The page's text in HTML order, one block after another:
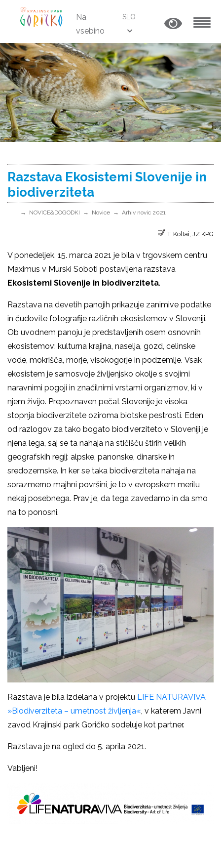
Na
vsebino
SLO
Razstava Ekosistemi Slovenije in
biodiverziteta
NOVICE&DOGODKI Novice Arhiv novic 2021
T. Koltai, JZ KPG
V ponedeljek, 15. marca 2021 je bila v trgovskem centru
Maximus v Murski Soboti postavljena razstava
Ekosistemi Slovenije in biodiverziteta.
Razstava na devetih panojih prikazuje zanimive podatke
in čudovite fotografije različnih ekosistemov v Sloveniji.
Ob uvodnem panoju je predstavljenih osem osnovnih
ekosistemov: kulturna krajina, naselja, gozd, celinske
vode, mokrišča, morje, visokogorje in podzemlje. Vsak
ekosistem je samosvoje življenjsko okolje s svojimi
naravnimi pogoji in značilnimi vrstami organizmov, ki v
njem živijo. Prepoznaven pečat Slovenije je visoka
stopnja biodiverzitete oziroma biotske pestrosti. Eden
od razlogov za tako bogato biodiverziteto v Sloveniji je
njena lega, saj se ta nahaja na stičišču štirih velikih
geografskih regij: alpske, panonske, dinarske in
sredozemske. In ker se taka biodiverziteta nahaja na
sorazmerno majhni površini, je to v evropskem merilu
nekaj posebnega. Prav je, da tega zavedamo in da smo
na to ponosni.
Razstava je bila izdelana v projektu LIFE NATURAVIVA
»Biodiverziteta – umetnost življenja« , v katerem Javni
zavod Krajinski park Goričko sodeluje kot partner.
Razstava je na ogled do 5. aprila 2021.
Vabljeni!